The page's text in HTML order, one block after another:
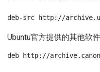
deb-src http://
Ubuntu官方提供的其他软
deb http://